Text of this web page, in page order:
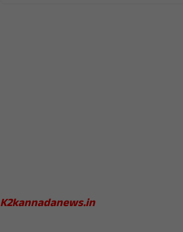
K2kannadanews.in